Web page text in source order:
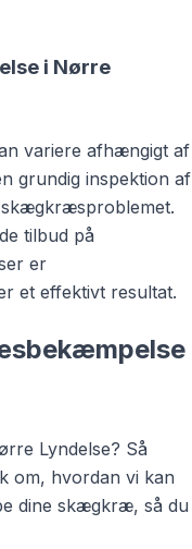
i Nørre
variere afhængigt af
grundig inspektion af
tilbud på
er
et effektivt resultat.
Lyndelse? Så
om, hvordan vi kan
dine skægkræ, så du